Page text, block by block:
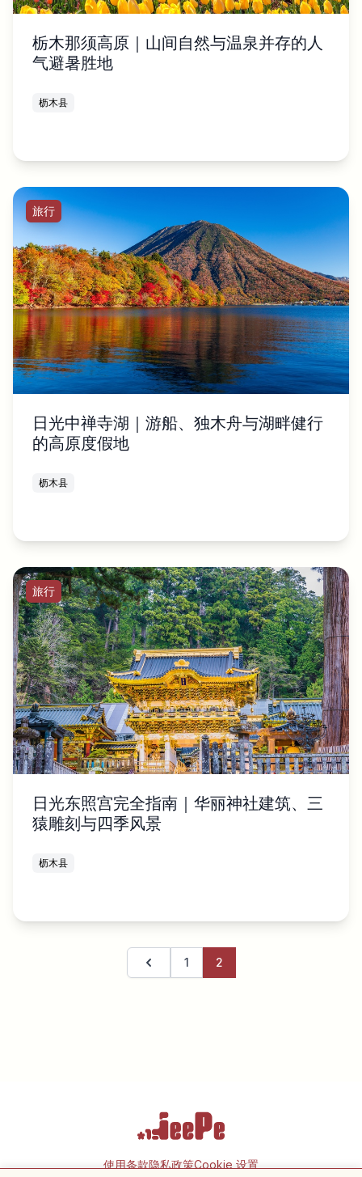
栃木那须高原｜山间自然与温泉并存的人
气避暑胜地
枥木县
旅行
日光中禅寺湖｜游船、独木舟与湖畔健行
的高原度假地
枥木县
旅行
日光东照宫完全指南｜华丽神社建筑、三
猿雕刻与四季风景
枥木县
上一页 1 2
使用条款隐私政策Cookie 设置